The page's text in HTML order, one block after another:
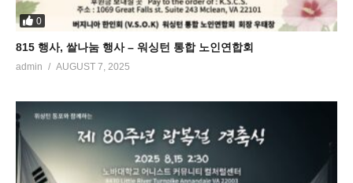
0
815 행사, 쌀나눔 행사 – 워싱턴 통합 노인연합회
admin AUGUST 7, 2025